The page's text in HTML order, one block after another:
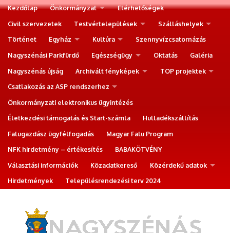
Kezdőlap Önkormányzat
Elérhetőségek
Civil szervezetek
Testvértelepülések
Szálláshelyek
Történet
Egyház Kultúra
Szennyvízcsatornázás
Nagyszénási Parkfürdő
Egészségügy Oktatás
Galéria
Nagyszénás újság
Archivált fényképek
TOP projektek
Csatlakozás az ASP rendszerhez
Önkormányzati elektronikus ügyintézés
Életkezdési támogatás és Start-számla
Hulladékszállítás
Falugazdász ügyfélfogadás
Magyar Falu Program
NFK hirdetmény – értékesítés
BABAKÖTVÉNY
Választási információk
Közadatkereső
Közérdekű adatok
Hirdetmények
Településrendezési terv 2024